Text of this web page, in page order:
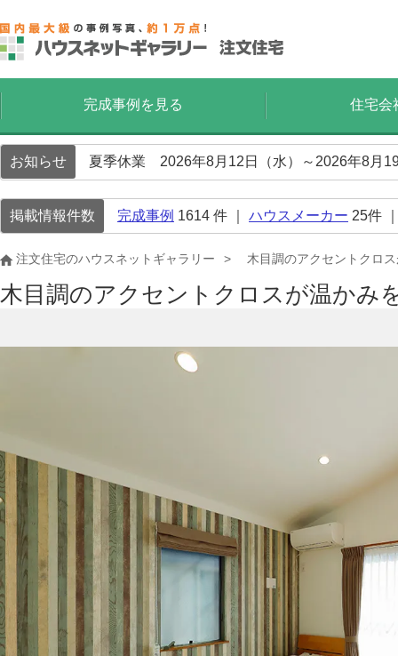
完成事例を見る 住宅会
お知らせ 夏季休業 2026年8月12日（水）～2026年8月
掲載情報件数 完成事例 1614 件 ｜ ハウスメーカー 25件
注文住宅のハウスネットギャラリー 木目調のアクセントクロ
木目調のアクセントクロスが温かみ